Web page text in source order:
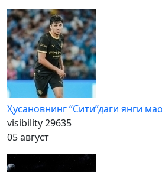
Ҳусановнинг “Сити”даги янги
visibility29635
05 август